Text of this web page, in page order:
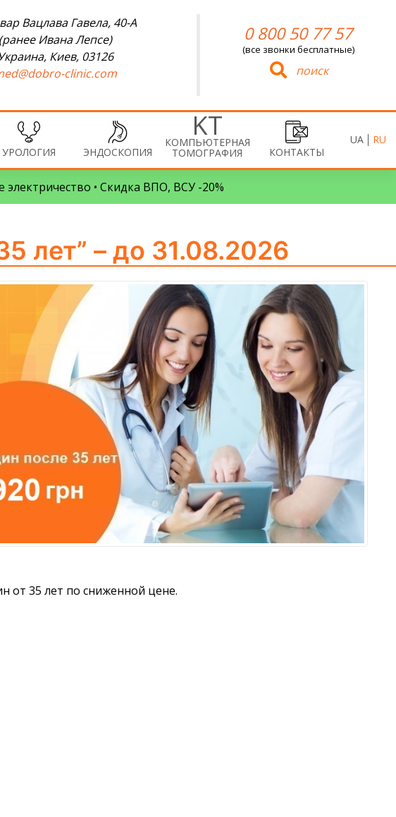
Вацлава Гавела, 40-А
(ранее Ивана Лепсе)
Киев, 03126
clinic.com
0 800 50 77 57
(все звонки бесплатные)
поиск
УРОЛОГИЯ ЭНДОСКОПИЯ
КОМПЬЮТЕРНАЯ
ТОМОГРАФИЯ КОНТАКТЫ
UA RU
электричество • Скидка ВПО, ВСУ -20%
лет” – до 31.08.2026
от 35 лет по сниженной цене.